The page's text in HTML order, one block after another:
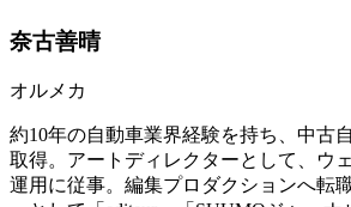
奈古善晴
オルメカ
約10年の自動車業界経験を持ち、中古
取得。アートディレクターとして、ウ
運用に従事。編集プロダクションへ転